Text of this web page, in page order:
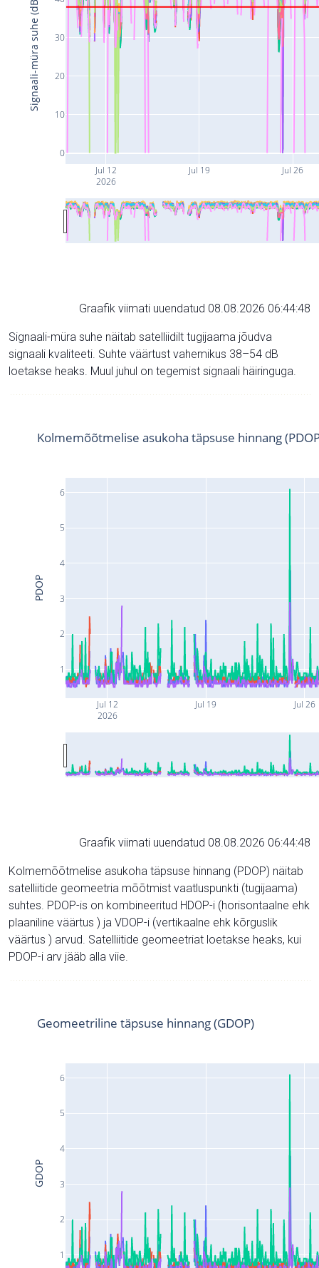
Jul 12
2026
Jul 19 Jul 26
0
10
20
30
Signaali-müra suhe (dB)
Graafik viimati uuendatud 08.08.2026 06:44:48
Signaali-müra suhe näitab satelliidilt tugijaama jõudva
signaali kvaliteeti. Suhte väärtust vahemikus 38–54 dB
loetakse heaks. Muul juhul on tegemist signaali häiringuga.
Jul 12
2026
Jul 19 Jul 26
1
2
3
4
5
6
Kolmemõõtmelise asukoha täpsuse hinnang
PDOP
Graafik viimati uuendatud 08.08.2026 06:44:48
Kolmemõõtmelise asukoha täpsuse hinnang (PDOP) näitab
satelliitide geomeetria mõõtmist vaatluspunkti (tugijaama)
suhtes. PDOP-is on kombineeritud HDOP-i (horisontaalne ehk
plaaniline väärtus ) ja VDOP-i (vertikaalne ehk kõrguslik
väärtus ) arvud. Satelliitide geomeetriat loetakse heaks, kui
PDOP-i arv jääb alla viie.
1
2
3
4
5
6
Geomeetriline täpsuse hinnang (GDOP)
GDOP